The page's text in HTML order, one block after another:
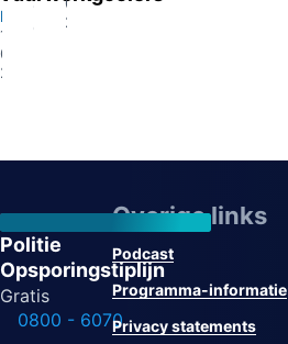
Eindhoven
13-
07-
2026
2026
Politie
Opsporingstiplijn
Gratis
0800 - 6070
Overige links
Podcast
Programma-informatie
Privacy statements